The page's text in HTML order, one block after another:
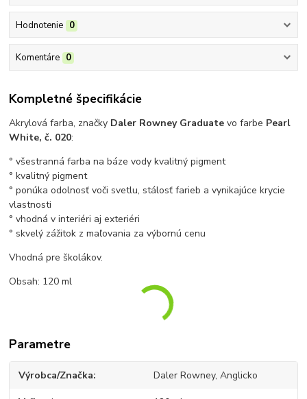
Hodnotenie 0
Komentáre 0
Kompletné špecifikácie
Akrylová farba, značky Daler Rowney Graduate vo farbe Pearl
White, č. 020:
° všestranná farba na báze vody kvalitný pigment
° kvalitný pigment
° ponúka odolnosť voči svetlu, stálosť farieb a vynikajúce krycie
vlastnosti
° vhodná v interiéri aj exteriéri
° skvelý zážitok z maľovania za výbornú cenu
Vhodná pre školákov.
Obsah: 120 ml
Parametre
Výrobca/Značka Daler Rowney, Anglicko